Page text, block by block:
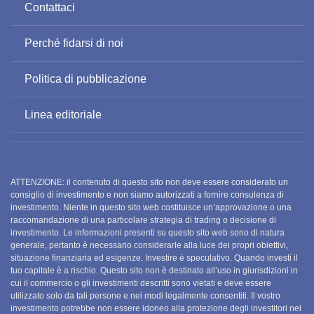
Contattaci
Perché fidarsi di noi
Politica di pubblicazione
Linea editoriale
ATTENZIONE: il contenuto di questo sito non deve essere considerato un
consiglio di investimento e non siamo autorizzati a fornire consulenza di
investimento. Niente in questo sito web costituisce un’approvazione o una
raccomandazione di una particolare strategia di trading o decisione di
investimento. Le informazioni presenti su questo sito web sono di natura
generale, pertanto è necessario considerarle alla luce dei propri obiettivi,
situazione finanziaria ed esigenze. Investire è speculativo. Quando investi il ​​
tuo capitale è a rischio. Questo sito non è destinato all’uso in giurisdizioni in
cui il commercio o gli investimenti descritti sono vietati e deve essere
utilizzato solo da tali persone e nei modi legalmente consentiti. Il vostro
investimento potrebbe non essere idoneo alla protezione degli investitori nel